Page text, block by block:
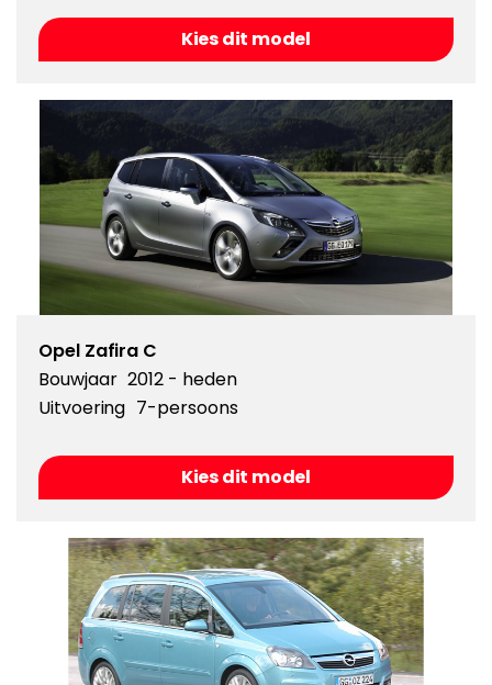
Kies dit model
Opel Zafira C
Bouwjaar 2012 - heden
Uitvoering 7-persoons
Kies dit model